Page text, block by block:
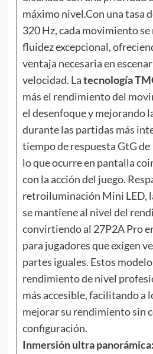
máximo nivel.Con una tasa
320 Hz, cada movimiento
fluidez excepcional,
ventaja necesaria en
velocidad. Latecnología
más el rendimiento del
el desenfoque y mejorando
durante las partidas más
tiempo de respuesta GtG de
lo que ocurre en pantalla
con la acción del juego.
retroiluminación Mini LED,
se mantiene al nivel del
convirtiendo al 27P2A Pro
para jugadores que exigen
partes iguales. Estos
rendimiento de nivel
más accesible, facilitando a
mejorar su rendimiento sin
configuración.
Inmersión ultra